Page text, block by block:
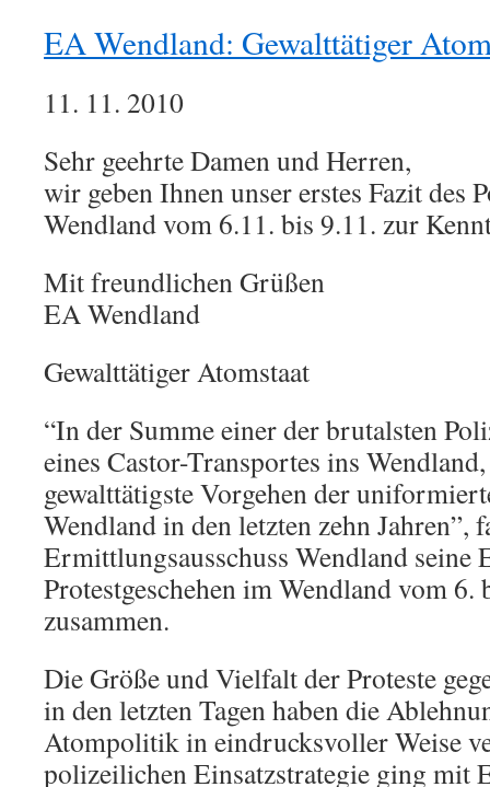
EA Wendland: Gewalttätiger
11. 11. 2010
Sehr geehrte Damen und Herren,
wir geben Ihnen unser erstes Fazit des
Wendland vom 6.11. bis 9.11. zur
Mit freundlichen Grüßen
EA Wendland
Gewalttätiger Atomstaat
“In der Summe einer der brutalsten
eines Castor-Transportes ins
gewalttätigste Vorgehen der
Wendland in den letzten zehn Jahren”,
Ermittlungsausschuss Wendland seine
Protestgeschehen im Wendland vom 6.
zusammen.
Die Größe und Vielfalt der Proteste
in den letzten Tagen haben die
Atompolitik in eindrucksvoller Weise
polizeilichen Einsatzstrategie ging mit